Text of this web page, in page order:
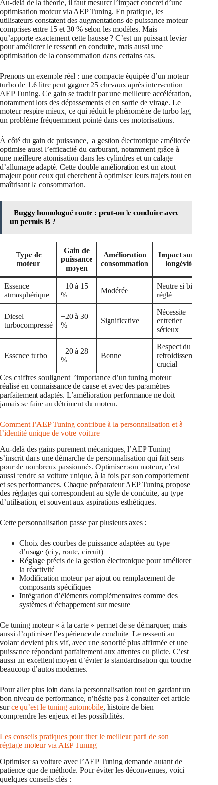
Au-delà de la théorie, il faut mesurer l’impact concret d’une
optimisation moteur via AEP Tuning. En pratique, les
utilisateurs constatent des augmentations de puissance moteur
comprises entre 15 et 30 % selon les modèles. Mais
qu’apporte exactement cette hausse ? C’est un puissant levier
pour améliorer le ressenti en conduite, mais aussi une
optimisation de la consommation dans certains cas.
Prenons un exemple réel : une compacte équipée d’un moteur
turbo de 1.6 litre peut gagner 25 chevaux après intervention
AEP Tuning. Ce gain se traduit par une meilleure accélération,
notamment lors des dépassements et en sortie de virage. Le
moteur respire mieux, ce qui réduit le phénomène de turbo lag,
un problème fréquemment pointé dans ces motorisations.
À côté du gain de puissance, la gestion électronique améliorée
optimise aussi l’efficacité du carburant, notamment grâce à
une meilleure atomisation dans les cylindres et un calage
d’allumage adapté. Cette double amélioration est un atout
majeur pour ceux qui cherchent à optimiser leurs trajets tout en
maîtrisant la consommation.
Buggy homologué route : peut-on le conduire avec
un permis B ?
Type de
moteur
Gain de
puissance
moyen
Amélioration
consommation
Impact sur la
longévité
Essence
atmosphérique
+10 à 15
%
Modérée
Neutre si bien
réglé
Diesel
turbocompressé
+20 à 30
%
Significative
Nécessite
entretien
sérieux
Essence turbo
+20 à 28
%
Bonne
Respect du
refroidissement
crucial
Ces chiffres soulignent l’importance d’un tuning moteur
réalisé en connaissance de cause et avec des paramètres
parfaitement adaptés. L’amélioration performance ne doit
jamais se faire au détriment du moteur.
Comment l’AEP Tuning contribue à la personnalisation et à
l’identité unique de votre voiture
Au-delà des gains purement mécaniques, l’AEP Tuning
s’inscrit dans une démarche de personnalisation qui fait sens
pour de nombreux passionnés. Optimiser son moteur, c’est
aussi rendre sa voiture unique, à la fois par son comportement
et ses performances. Chaque préparateur AEP Tuning propose
des réglages qui correspondent au style de conduite, au type
d’utilisation, et souvent aux aspirations esthétiques.
Cette personnalisation passe par plusieurs axes :
Choix des courbes de puissance adaptées au type
d’usage (city, route, circuit)
Réglage précis de la gestion électronique pour améliorer
la réactivité
Modification moteur par ajout ou remplacement de
composants spécifiques
Intégration d’éléments complémentaires comme des
systèmes d’échappement sur mesure
Ce tuning moteur « à la carte » permet de se démarquer, mais
aussi d’optimiser l’expérience de conduite. Le ressenti au
volant devient plus vif, avec une sonorité plus affirmée et une
puissance répondant parfaitement aux attentes du pilote. C’est
aussi un excellent moyen d’éviter la standardisation qui touche
beaucoup d’autos modernes.
Pour aller plus loin dans la personnalisation tout en gardant un
bon niveau de performance, n’hésite pas à consulter cet article
surce qu’est le tuning automobile, histoire de bien
comprendre les enjeux et les possibilités.
Les conseils pratiques pour tirer le meilleur parti de son
réglage moteur via AEP Tuning
Optimiser sa voiture avec l’AEP Tuning demande autant de
patience que de méthode. Pour éviter les déconvenues, voici
quelques conseils clés :